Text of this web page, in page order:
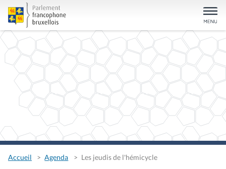
Accueil Agenda Les jeudis de l'hémicycle